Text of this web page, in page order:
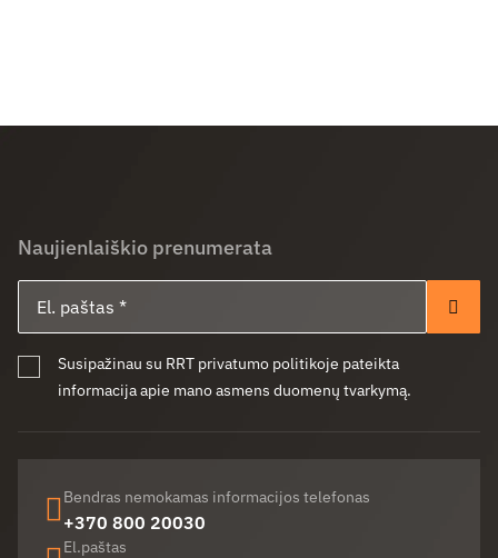
Naujienlaiškio prenumerata
Susipažinau su RRT privatumo politikoje pateikta
informacija apie mano asmens duomenų tvarkymą.
Bendras nemokamas informacijos telefonas
+370 800 20030
El.paštas